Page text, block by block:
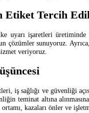
Etiket Tercih
uyarı işaretleri üretiminde
çözümler sunuyoruz.
veriyoruz.
iş sağlığı ve güvenliği
teminat altına
ortamı, kazaları önler ve